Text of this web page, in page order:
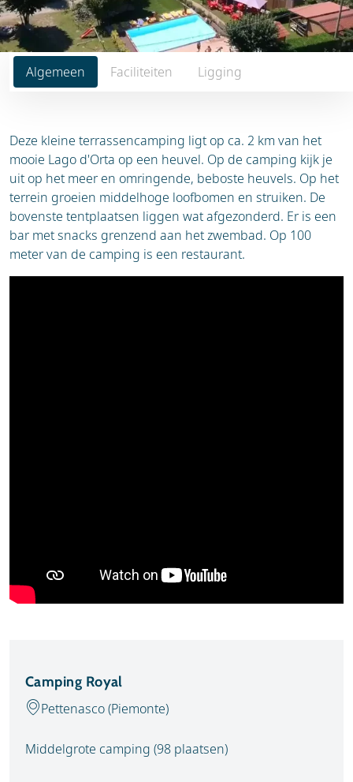
Algemeen Faciliteiten Ligging
Deze kleine terrassencamping ligt op ca. 2 km van het
mooie Lago d'Orta op een heuvel. Op de camping kijk je
uit op het meer en omringende, beboste heuvels. Op het
terrein groeien middelhoge loofbomen en struiken. De
bovenste tentplaatsen liggen wat afgezonderd. Er is een
bar met snacks grenzend aan het zwembad. Op 100
meter van de camping is een restaurant.
Camping Royal
Pettenasco (Piemonte)
Middelgrote camping (98 plaatsen)